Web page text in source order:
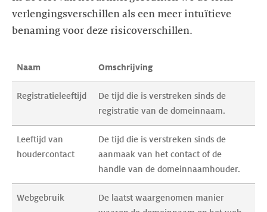
verlengingsverschillen als een meer intuïtieve
benaming voor deze risicoverschillen.
Naam Omschrijving
Registratieleeftijd
De tijd die is verstreken sinds de
registratie van de domeinnaam.
Leeftijd van
houdercontact
De tijd die is verstreken sinds de
aanmaak van het contact of de
handle van de domeinnaamhouder.
Webgebruik
De laatst waargenomen manier